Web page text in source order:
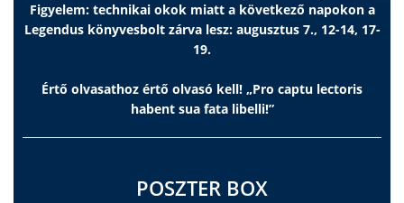
Figyelem: technikai okok miatt a következő napokon a
Legendus könyvesbolt zárva lesz: augusztus 7., 12-14, 17-
19.
Értő olvasathoz értő olvasó kell! „Pro captu lectoris
habent sua fata libelli!”
POSZTER BOX